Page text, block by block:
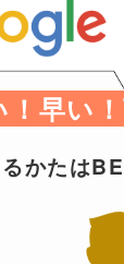
！早い
かたは